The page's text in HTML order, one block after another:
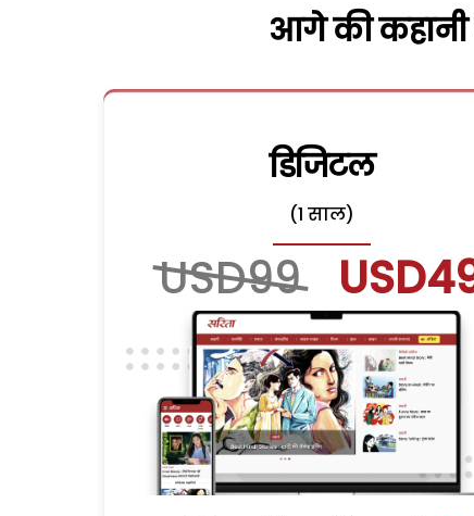
आगे की कहानी
डिजिटल
(1 साल)
USD99